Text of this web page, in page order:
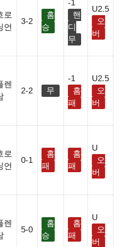
로
언
3-2
홈
승
-1
핸
디
무
U2.5
오
버
렌
2-2 무
-1
홈
패
U2.5
오
버
로
언
0-1
홈
패
홈
패
U
오
버
렌
5-0
홈
승
홈
패
U
오
버